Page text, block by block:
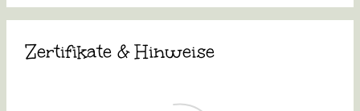
Zertifikate & Hinweise